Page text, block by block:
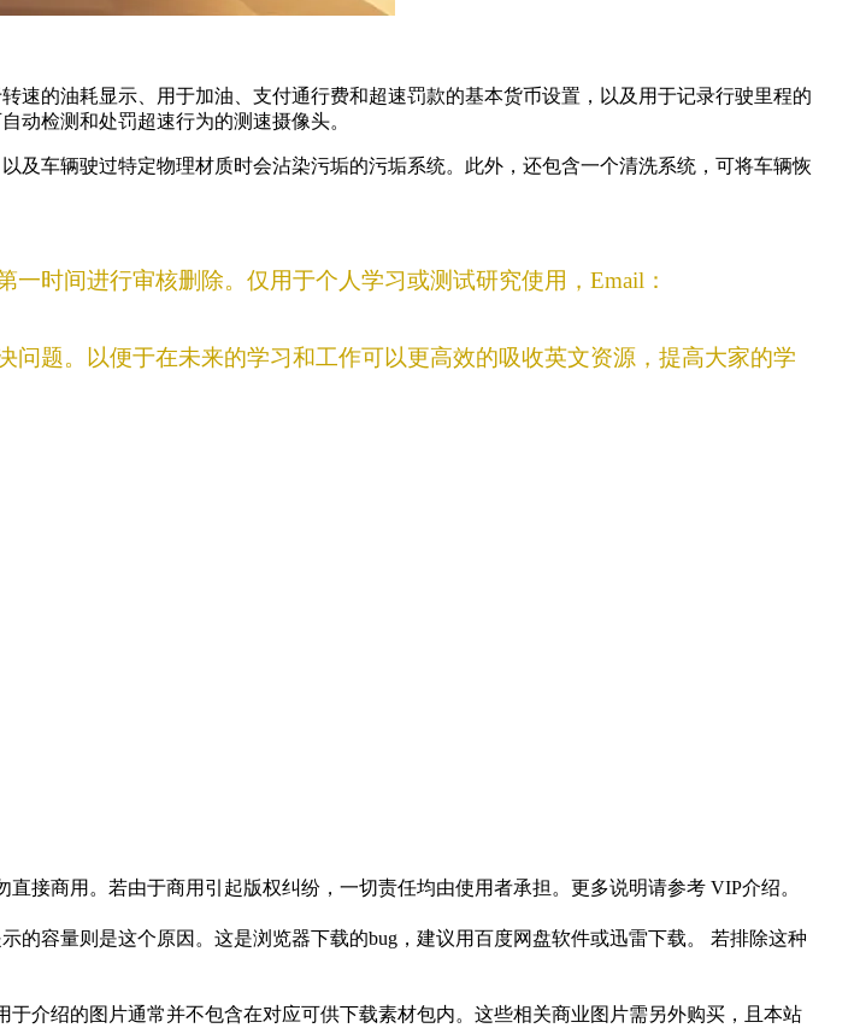
速的油耗显示、用于加油、支付通行费和超速罚款的基本货币设置，以及用于记录行驶里程的
动检测和处罚超速行为的测速摄像头。
车辆驶过特定物理材质时会沾染污垢的污垢系统。此外，还包含一个清洗系统，可将车辆恢
时间进行审核删除。仅用于个人学习或测试研究使用，Email：
题。以便于在未来的学习和工作可以更高效的吸收英文资源，提高大家的学
接商用。若由于商用引起版权纠纷，一切责任均由使用者承担。更多说明请参考 VIP介绍。
容量则是这个原因。这是浏览器下载的bug，建议用百度网盘软件或迅雷下载。 若排除这种
介绍的图片通常并不包含在对应可供下载素材包内。这些相关商业图片需另外购买，且本站